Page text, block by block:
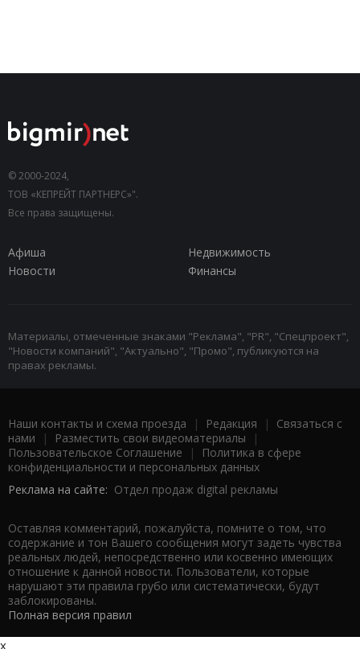
© 2000-2024,
ТОВ «КЕПРЕЙТ ПАРТНЕРС»".
Все права защищены.
Афиша
Недвижимость
Новости
Финансы
Материалы, отмеченные знаками "Реклама", "PR", "Спецпроект",
"Новости компаний", "Актуально", "Промо", публикуются на
правах рекламы.
Наши контакты и схема проезда | Редакция | Связаться с
нами | Разместить свои видеоматериалы |
Пользовательское Соглашение |
Политика в сфере
конфиденциальности и персональных данных
Реклама на сайте: Отдел продаж digital рекламы
Оставляя комментарий, пожалуйста, помните о том, что
содержание и тон Вашего сообщения могут задеть чувства
реальных людей, непосредственно или косвенно имеющих
отношение к данной новости. Пользователи, которые
нарушают эти правила грубо или систематически, будут
заблокированы.
Полная версия правил
x